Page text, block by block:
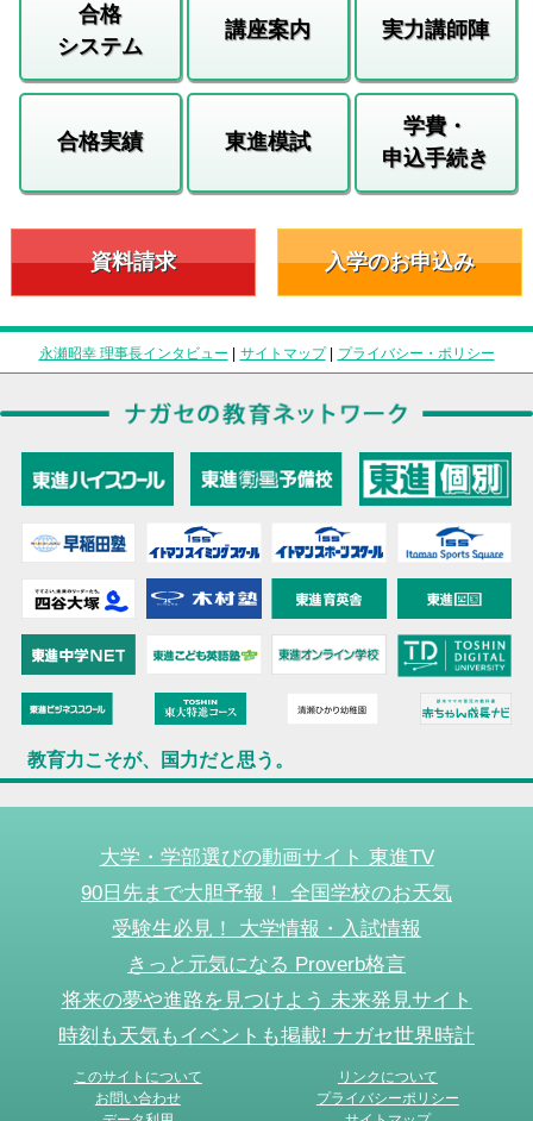
合格
システム
講座案内 実力講師陣
合格実績 東進模試
学費・
申込手続き
資料請求 入学のお申込み
永瀬昭幸 理事長インタビュー | サイトマップ| プライバシー・ポリシー
教育力こそが、国力だと思う。
大学・学部選びの動画サイト 東進TV
90日先まで大胆予報！ 全国学校のお天気
受験生必見！ 大学情報・入試情報
きっと元気になる Proverb格言
将来の夢や進路を見つけよう 未来発見サイト
時刻も天気もイベントも掲載! ナガセ世界時計
このサイトについて
リンクについて
お問い合わせ
プライバシーポリシー